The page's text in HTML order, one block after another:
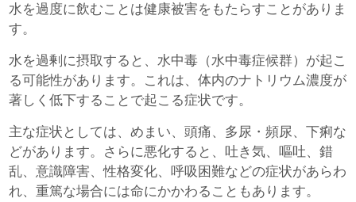
水を過度に飲むことは健康被害をもたらすことがありま
す。
水を過剰に摂取すると、水中毒（水中毒症候群）が起こ
る可能性があります。これは、体内のナトリウム濃度が
著しく低下することで起こる症状です。
主な症状としては、めまい、頭痛、多尿・頻尿、下痢な
どがあります。さらに悪化すると、吐き気、嘔吐、錯
乱、意識障害、性格変化、呼吸困難などの症状があらわ
れ、重篤な場合には命にかかわることもあります。